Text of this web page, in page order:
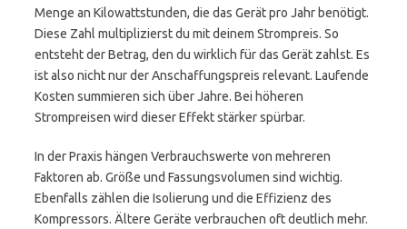
Menge an Kilowattstunden, die das Gerät pro Jahr benötigt.
Diese Zahl multiplizierst du mit deinem Strompreis. So
entsteht der Betrag, den du wirklich für das Gerät zahlst. Es
ist also nicht nur der Anschaffungspreis relevant. Laufende
Kosten summieren sich über Jahre. Bei höheren
Strompreisen wird dieser Effekt stärker spürbar.
In der Praxis hängen Verbrauchswerte von mehreren
Faktoren ab. Größe und Fassungsvolumen sind wichtig.
Ebenfalls zählen die Isolierung und die Effizienz des
Kompressors. Ältere Geräte verbrauchen oft deutlich mehr.